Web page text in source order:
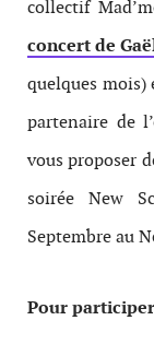
collectif
concert de
quelques mois)
partenaire de
vous proposer
soirée New
Septembre au
Pour